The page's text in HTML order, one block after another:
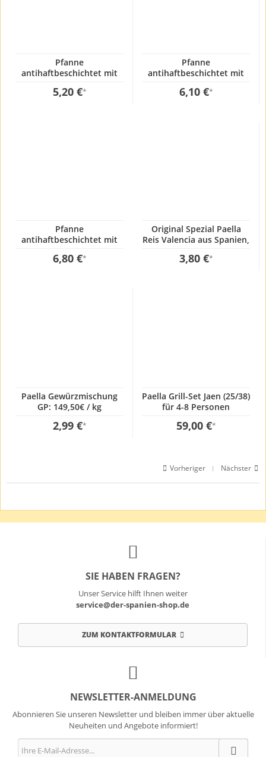
Pfanne
antihaftbeschichtet mit
5,20 €*
Pfanne
antihaftbeschichtet mit
6,10 €*
Pfanne
antihaftbeschichtet mit
6,80 €*
Original Spezial Paella
Reis Valencia aus Spanien,
3,80 €*
Paella Gewürzmischung
GP: 149,50€ / kg
2,99 €*
Paella Grill-Set Jaen (25/38)
für 4-8 Personen
59,00 €*
Vorheriger | Nächster
SIE HABEN FRAGEN?
Unser Service hilft Ihnen weiter
service@der-spanien-shop.de
ZUM KONTAKTFORMULAR
NEWSLETTER-ANMELDUNG
Abonnieren Sie unseren Newsletter und bleiben immer über aktuelle
Neuheiten und Angebote informiert!